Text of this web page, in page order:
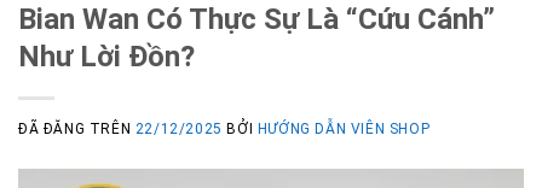
Bian Wan Có Thực Sự Là “Cứu Cánh”
Như Lời Đồn?
ĐÃ ĐĂNG TRÊN 22/12/2025 BỞI HƯỚNG DẪN VIÊN SHOP